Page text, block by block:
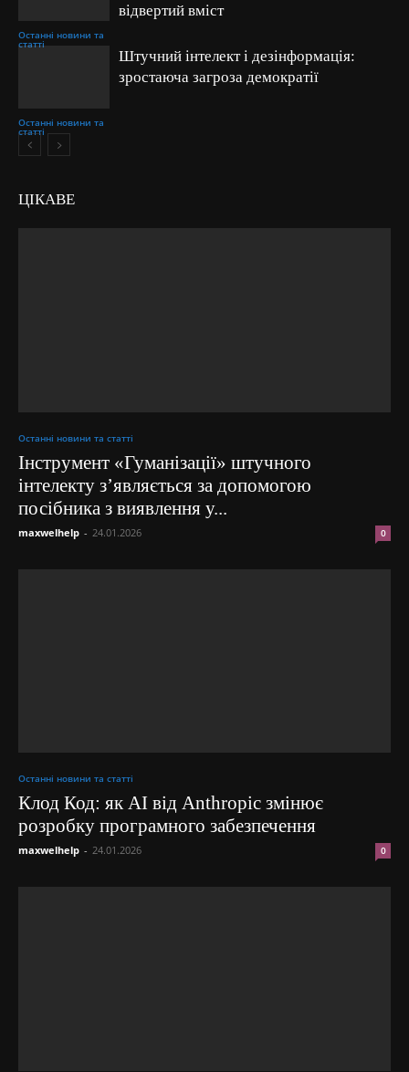
Останні новини та
статті
відвертий вміст
Останні новини та
статті
Штучний інтелект і дезінформація:
зростаюча загроза демократії
ЦІКАВЕ
Останні новини та статті
Інструмент «Гуманізації» штучного
інтелекту з’являється за допомогою
посібника з виявлення у...
maxwelhelp - 24.01.2026 0
Останні новини та статті
Клод Код: як AI від Anthropic змінює
розробку програмного забезпечення
maxwelhelp - 24.01.2026 0